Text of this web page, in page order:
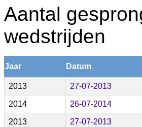
Aantal
wedstrijden
Jaar Datum
2013 27-07-2013
2014 26-07-2014
2013 27-07-2013